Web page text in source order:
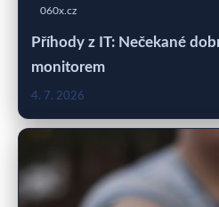
060x.cz
Příhody z IT: Nečekané
monitorem
4. 7. 2026